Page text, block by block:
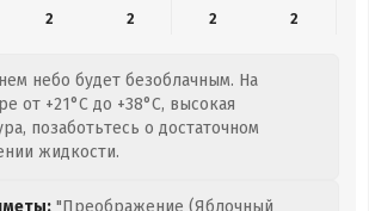
2
2 2 2
небо будет безоблачным. На
от +21°C до +38°C, высокая
позаботьтесь о достаточном
жидкости.
"Преображение (Яблочный